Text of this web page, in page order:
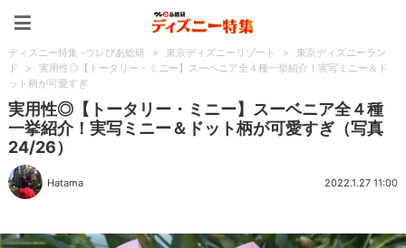
ディズニー特集 -ウレぴあ総研 > 東京ディズニーリゾート >
東京ディズニーラン
ド
>
実用性◎【トータリー・ミニー】スーベニア全４種一挙紹介！実写ミニー＆ド
ット柄が可愛すぎ
実用性◎【トータリー・ミニー】スーベニア全４種
一挙紹介！実写ミニー＆ドット柄が可愛すぎ（写真
24/26）
Hatama 2022.1.27 11:00